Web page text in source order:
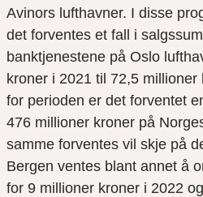
Avinors lufthavner. I disse
det forventes et fall i
banktjenestene på Oslo
kroner i 2021 til 72,5
for perioden er det forventet
476 millioner kroner på
samme forventes vil skje på
Bergen ventes blant annet å
for 9 millioner kroner i 2022